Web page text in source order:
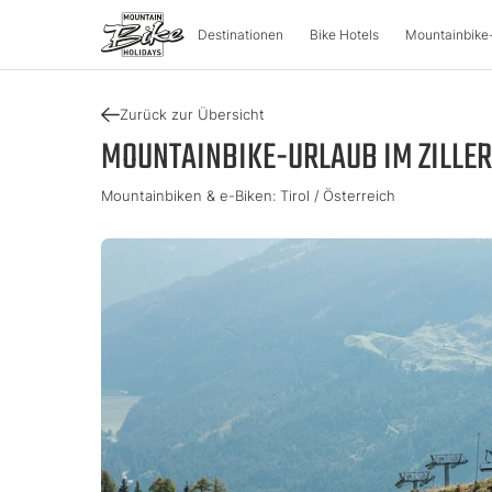
Destinationen
DESTINATIONEN
Österreich
Kärnten
Oberösterreich
Vorarlberg
Approved Bike Area
Bike Hotels
Tour & Trail
Urlaub
Zurück zur Übersicht
MOUNTAINBIKE-URLAUB IM
Mountainbiken & e-Biken: Tirol / Österreich